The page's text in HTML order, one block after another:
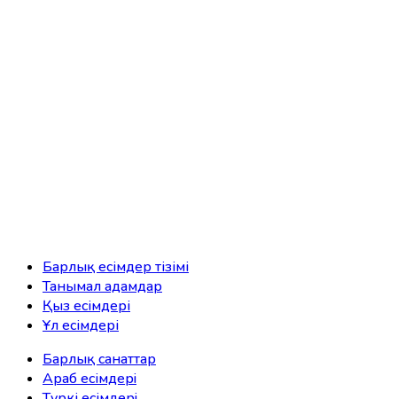
Барлық есімдер тізімі
Танымал адамдар
Қыз есімдері
Ұл есімдері
Барлық санаттар
Араб есімдерi